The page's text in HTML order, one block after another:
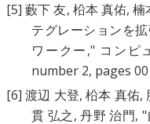
[5] 藪下 友, 柗本 真佑,楠
テグレーションを
ワークー," コンピ
number 2, pages
[6] 渡辺 大登,柗本 真佑,
貫 弘之,丹野 治門, "